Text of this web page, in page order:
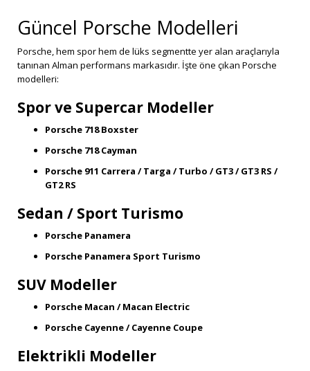
Güncel Porsche Modelleri
Porsche, hem spor hem de lüks segmentte yer alan araçlarıyla
tanınan Alman performans markasıdır. İşte öne çıkan Porsche
modelleri:
Spor ve Supercar Modeller
Porsche 718 Boxster
Porsche 718 Cayman
Porsche 911 Carrera / Targa / Turbo / GT3 / GT3 RS /
GT2 RS
Sedan / Sport Turismo
Porsche Panamera
Porsche Panamera Sport Turismo
SUV Modeller
Porsche Macan / Macan Electric
Porsche Cayenne / Cayenne Coupe
Elektrikli Modeller